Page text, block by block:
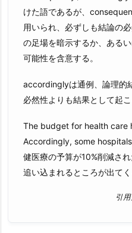
けた語であるが、
用いられ、必ずしも結論の
の足場を暗示するか、ある
可能性を含意する。
accordinglyは通例、論理的
必然性よりも結果として起
The budget for health care
Accordingly, some
健医療の予算が10%削減さ
追い込まれるところが出て
引